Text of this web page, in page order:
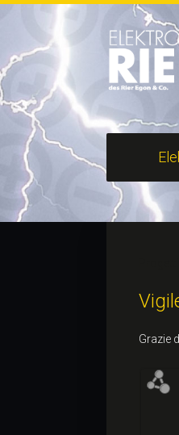
Grazie